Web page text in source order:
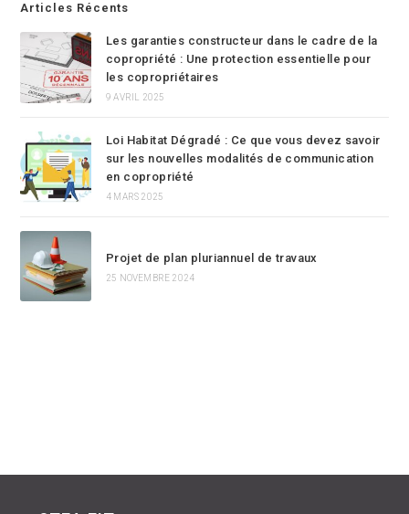
Articles Récents
Les garanties constructeur dans le cadre de la
copropriété : Une protection essentielle pour
les copropriétaires
9 AVRIL 2025
Loi Habitat Dégradé : Ce que vous devez savoir
sur les nouvelles modalités de communication
en copropriété
4 MARS 2025
Projet de plan pluriannuel de travaux
25 NOVEMBRE 2024